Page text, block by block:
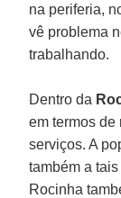
na periferia,
vê problema
trabalhando.
Dentro da
em termos de
serviços. A
também a
Rocinha